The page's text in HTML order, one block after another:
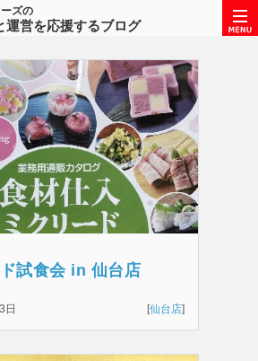
ズの
運営を応援するブログ
試食会 in 仙台店
日 [仙台店]